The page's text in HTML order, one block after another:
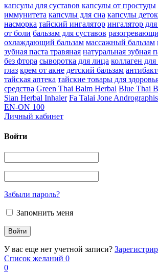
капсулы для суставов капсулы от простуды
иммунитета капсулы для сна капсулы
насморка тайский ингалятор ингалятор
от боли бальзам для суставов
охлаждающий бальзам массажный бальзам
зубная паста травяная натуральная зубная
без фтора сыворотка для лица коллаген
глаз крем от акне детский бальзам
тайская аптека тайские товары для
средства Green Thai Balm Herbal Blue Thai
Sian Herbal Inhaler Fa Talai Jone
EN-ON 100
Личный кабинет
Войти
Забыли пароль?
Запомнить меня
У вас еще нет учетной записи?
Список желаний 0
0